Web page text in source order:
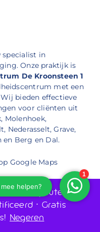
specialist in
Onze praktijk is
De Kroonsteen 1
met een
bieden effectieve
voor cliënten uit
Molenhoek,
Nederasselt, Grave,
en Berg en Dal.
Google Maps
•
• Gratis
Negeren